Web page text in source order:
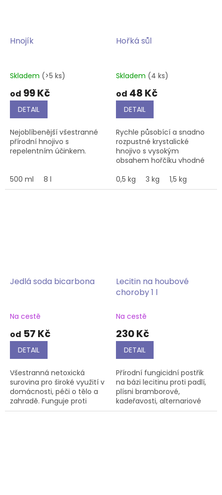
Hnojík
Skladem (>5 ks)
od 99 Kč
DETAIL
Nejoblíbenější všestranné
přírodní hnojivo s
repelentním účinkem.
500 ml 8 l
Hořká sůl
Skladem (4 ks)
od 48 Kč
DETAIL
Rychle působící a snadno
rozpustné krystalické
hnojivo s vysokým
obsahem hořčíku vhodné
pokojové rostliny. Je
důležitým prvkem proti
0,5 kg 3 kg 1,5 kg
Jedlá soda bicarbona
Na cestě
od 57 Kč
DETAIL
Všestranná netoxická
surovina pro široké využití v
domácnosti, péči o tělo a
zahradě. Funguje proti
plísním, pohlcuje zápach,
Lecitin na houbové
choroby 1 l
Na cestě
230 Kč
DETAIL
Přírodní fungicidní postřik
na bázi lecitinu proti padlí,
plísni bramborové,
kadeřavosti, alternariové
skvrnitosti a dalším